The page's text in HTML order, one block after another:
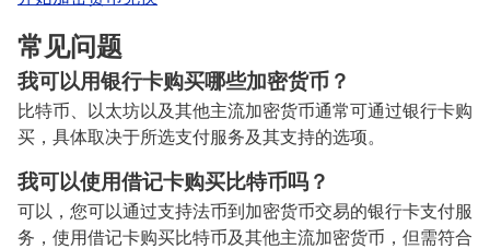
常见问题
我可以用银行卡购买哪些加密货币？
比特币、以太坊以及其他主流加密货币通常可通过银行卡购
买，具体取决于所选支付服务及其支持的选项。
我可以使用借记卡购买比特币吗？
可以，您可以通过支持法币到加密货币交易的银行卡支付服
务，使用借记卡购买比特币及其他主流加密货币，但需符合